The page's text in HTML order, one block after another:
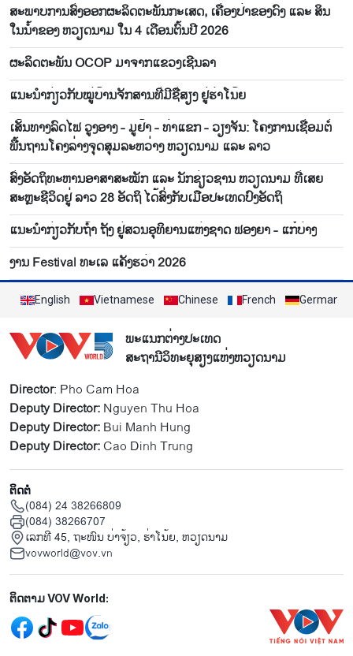
ສະ​ພາບ​ການ​ສົ່ງ​ອອກ​ຜະ​ລິ​ດ​ຕະ​ພັນ​ກະ​ເສດ, ເຄື່ອງ​ປ່າ​ຂອງ​ດົງ ແລະ ສິນ​
ໃນ​ນ້ຳ​ຂອງ ຫວຽດ​ນາມ ​ໃນ​ 4 ເດືອນ​ຕົ້ນ​ປີ 2026
​ຜ​ະ​ລິດ​ຕະ​ພັນ OCOP ມາ​ຈາກ​ແຂວງເຊີນ​ລາ
ແນະ​ນຳ​ກ່ຽວ​ກັບ​ໝູ່​ບ້ານ​ຈັກ​ສານ​ທີ່​ມີ​ຊື່​ສຽງ ຢູ່​ຮ່າ​ໂນ້ຍ
ເສັ້ນທາງລົດໄຟ ວູງອາງ - ມູຢ້າ - ທ່າແຂກ - ວຽງຈັນ: ໂຄງການເຊື່ອມຕໍ່
ພື້ນຖານໂຄງລ່າງຈຸດສຸມລະຫວ່າງ ຫວຽດນາມ ແລະ ລາວ
ສົ່ງອັດຖິທະຫານອາສາສະໝັກ ແລະ ນັກຊ່ຽວຊານ ຫວຽດນາມ ທີ່ເສຍ
ສະຫຼະຊີວິດຢູ່ ລາວ 28 ອັດຖິ ໄດ້ສົ່ງກັບເມືອປະເທດປົງອັດຖິ
ແນະ​ນຳ​ກ່ຽວ​ກັບ​ຖ້ຳ ຖັງ ຢູ່​ສວນ​ອຸ​ທິຍ​ານ​ແຫ່ງ​ຊາດ ຟອງ​ຍາ - ແກ໋​ບ່າງ
ງານ Festival ທະເລ ແຄັງຮວ່າ 2026
English Vietnamese Chinese French German
ພະແນກຕ່າງປະເທດ
ສະຖານີວິທະຍຸສຽງແຫ່ງຫວຽດນາມ
Director: Pho Cam Hoa
Deputy Director:Nguyen Thu Hoa
Deputy Director:Bui Manh Hung
Deputy Director:Cao Dinh Trung
ຕິດຕໍ່
(084) 24 38266809
(084) 38266707
ເລກທີ 45, ຖະໜົນ ບ່າ​ຈ້ຽວ, ຮ່າ​ໂນ້ຍ, ຫວຽດນາມ
vovworld@vov.vn
Mạng xã hội
ຕິດຕາມ VOV World: